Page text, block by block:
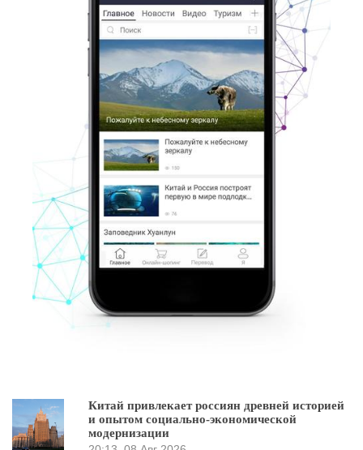
Китай привлекает россиян древней историей
и опытом социально-экономической
модернизации